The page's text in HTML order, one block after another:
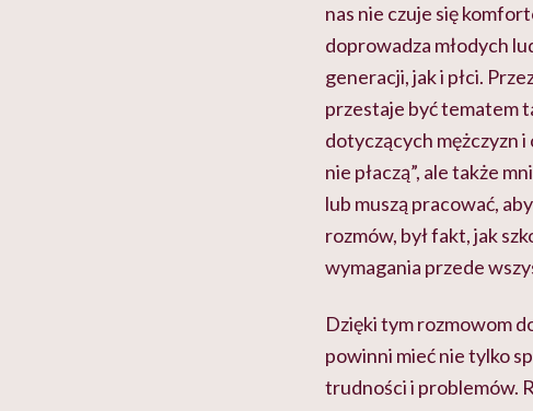
nas nie czuje się
doprowadza młodych
generacji, jak i płci.
przestaje być tematem
dotyczących mężczyzn
nie płaczą”, ale także
lub muszą pracować,
rozmów, był fakt, jak
wymagania przede
Dzięki tym rozmowom
powinni mieć nie tylko
trudności i problemów.